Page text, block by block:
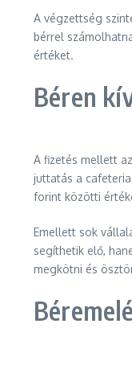
A végzettség
bérrel
értéket.
Béren
A fizetés mellett
juttatás a
forint közötti
Emellett sok
segíthetik elő,
megkötni és